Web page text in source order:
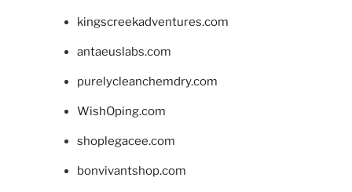
kingscreekadventures.com
antaeuslabs.com
purelycleanchemdry.com
WishOping.com
shoplegacee.com
bonvivantshop.com